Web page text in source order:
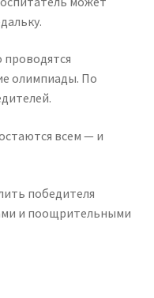
проводятся
олимпиады. По
всем — и
победителя
и поощрительными